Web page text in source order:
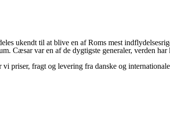
ukendt til at blive en af Roms mest
Cæsar var en af de dygtigste generaler, verden
fragt og levering fra danske og